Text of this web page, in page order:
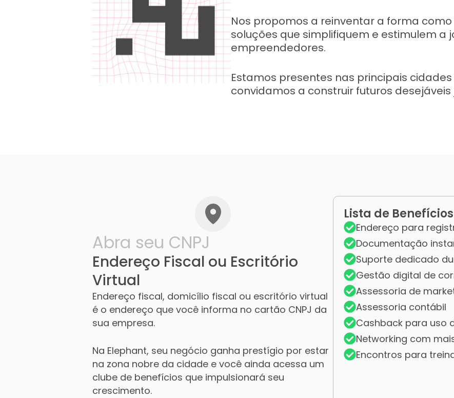
Nos propomos a reinventar a forma
soluções que simplifiquem e estimulem a
empreendedores.
Estamos presentes nas principais
convidamos a construir futuros desejáveis
Abra seu CNPJ
Endereço Fiscal ou Escritório
Virtual
Endereço fiscal, domicílio fiscal ou escritório virtual
é o endereço que você informa no cartão CNPJ da
sua empresa.
Na Elephant, seu negócio ganha prestígio por estar
na zona nobre da cidade e você ainda acessa um
clube de benefícios que impulsionará seu
crescimento.
Lista de Benefícios
Endereço para
Documentação
Suporte dedicado
Gestão digital de
Assessoria de
Assessoria contábil
Cashback para uso
Networking com
Encontros para